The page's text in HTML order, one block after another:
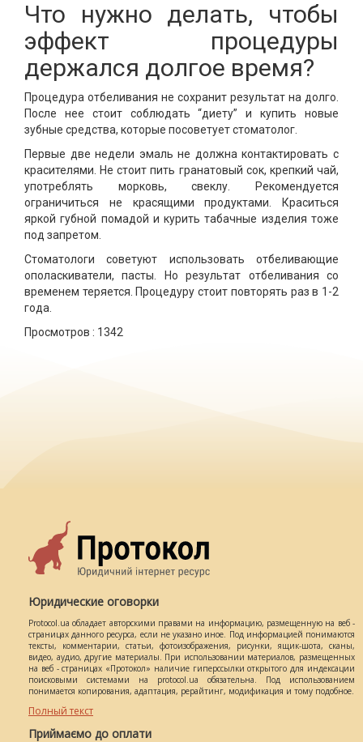
Что нужно делать, чтобы
эффект процедуры
держался долгое время?
Процедура отбеливания не сохранит результат на долго.
После нее стоит соблюдать “диету” и купить новые
зубные средства, которые посоветует стоматолог.
Первые две недели эмаль не должна контактировать с
красителями. Не стоит пить гранатовый сок, крепкий чай,
употреблять морковь, свеклу. Рекомендуется
ограничиться не красящими продуктами. Краситься
яркой губной помадой и курить табачные изделия тоже
под запретом.
Стоматологи советуют использовать отбеливающие
ополаскиватели, пасты. Но результат отбеливания со
временем теряется. Процедуру стоит повторять раз в 1-2
года.
Просмотров : 1342
Юридические оговорки
Protocol.ua обладает авторскими правами на информацию, размещенную на веб -
страницах данного ресурса, если не указано иное. Под информацией понимаются
тексты, комментарии, статьи, фотоизображения, рисунки, ящик-шота, сканы,
видео, аудио, другие материалы. При использовании материалов, размещенных
на веб - страницах «Протокол» наличие гиперссылки открытого для индексации
поисковыми системами на protocol.ua обязательна. Под использованием
понимается копирования, адаптация, рерайтинг, модификация и тому подобное.
Полный текст
Приймаємо до оплати